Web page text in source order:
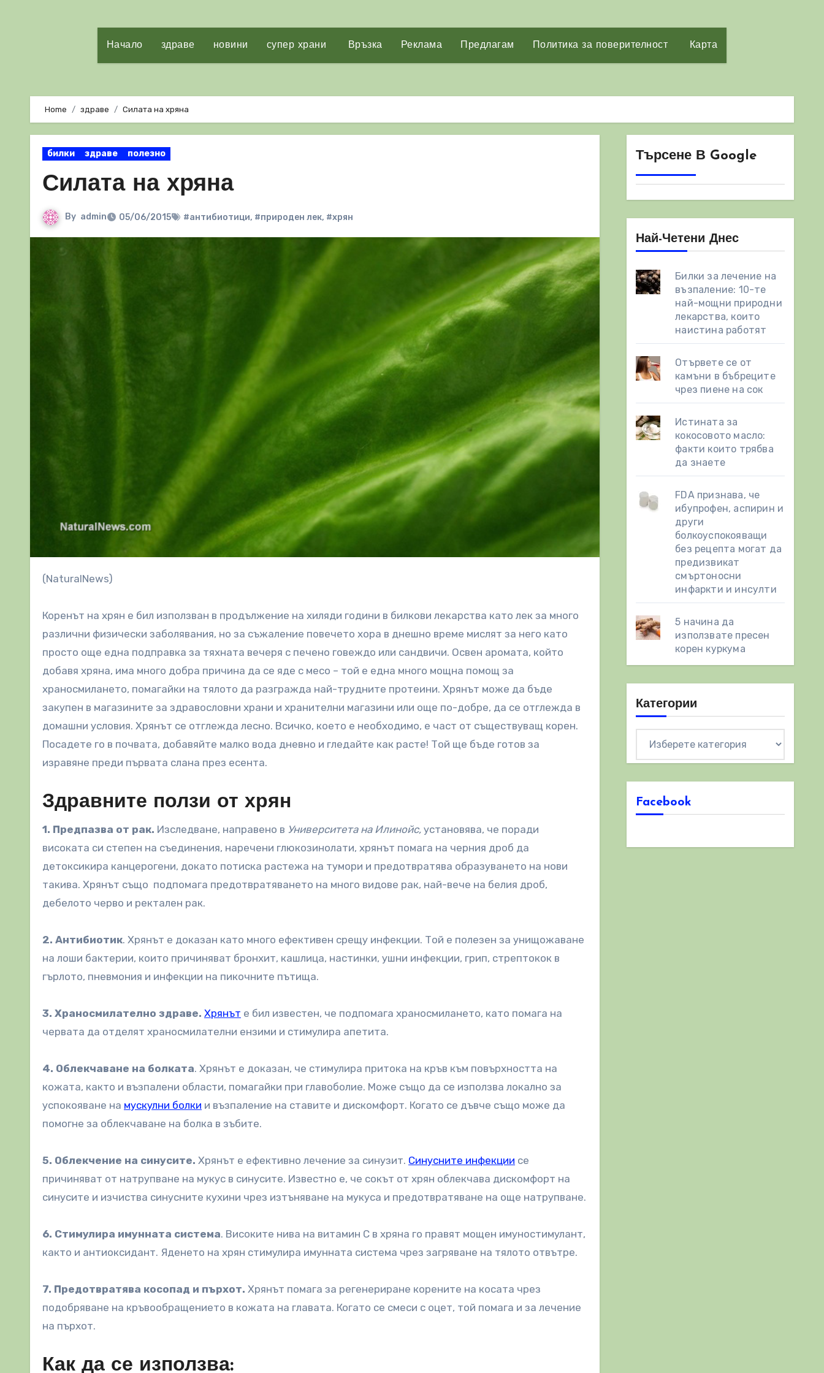
Начало здраве новини супер храни Връзка Реклама Предлагам Политика за поверителност Карта
Home здраве Силата на хряна
билки здраве полезно
Силата на хряна
By admin 05/06/2015 #антибиотици, #природен лек, #хрян
(NaturalNews)
Коренът на хрян е бил използван в продължение на хиляди години в билкови лекарства като лек за много
различни физически заболявания, но за съжаление повечето хора в днешно време мислят за него като
просто още една подправка за тяхната вечеря с печено говеждо или сандвичи. Освен аромата, който
добавя хряна, има много добра причина да се яде с месо – той е една много мощна помощ за
храносмилането, помагайки на тялото да разгражда най-трудните протеини. Хрянът може да бъде
закупен в магазините за здравословни храни и хранителни магазини или още по-добре, да се отглежда в
домашни условия. Хрянът се отглежда лесно. Всичко, което е необходимо, е част от съществуващ корен.
Посадете го в почвата, добавяйте малко вода дневно и гледайте как расте! Той ще бъде готов за
изравяне преди първата слана през есента.
Здравните ползи от хрян
1. Предпазва от рак. Изследване, направено в Университета на Илинойс, установява, че поради
високата си степен на съединения, наречени глюкозинолати, хрянът помага на черния дроб да
детоксикира канцерогени, докато потиска растежа на тумори и предотвратява образуването на нови
такива. Хрянът също подпомага предотвратяването на много видове рак, най-вече на белия дроб,
дебелото черво и ректален рак.
2. Антибиотик. Хрянът е доказан като много ефективен срещу инфекции. Той е полезен за унищожаване
на лоши бактерии, които причиняват бронхит, кашлица, настинки, ушни инфекции, грип, стрептокок в
гърлото, пневмония и инфекции на пикочните пътища.
3. Храносмилателно здраве. Хрянът е бил известен, че подпомага храносмилането, като помага на
червата да отделят храносмилателни ензими и стимулира апетита.
4. Облекчаване на болката. Хрянът е доказан, че стимулира притока на кръв към повърхността на
кожата, както и възпалени области, помагайки при главоболие. Може също да се използва локално за
успокояване на мускулни болки и възпаление на ставите и дискомфорт. Когато се дъвче също може да
помогне за облекчаване на болка в зъбите.
5. Облекчение на синусите. Хрянът е ефективно лечение за синузит. Синусните инфекции се
причиняват от натрупване на мукус в синусите. Известно е, че сокът от хрян облекчава дискомфорт на
синусите и изчиства синусните кухини чрез изтъняване на мукуса и предотвратяване на още натрупване.
6. Стимулира имунната система. Високите нива на витамин С в хряна го правят мощен имуностимулант,
както и антиоксидант. Яденето на хрян стимулира имунната система чрез загряване на тялото отвътре.
7. Предотвратява косопад и пърхот. Хрянът помага за регенериране корените на косата чрез
подобряване на кръвообращението в кожата на главата. Когато се смеси с оцет, той помага и за лечение
на пърхот.
Как да се използва:
Търсене В Google
Най-Четени Днес
Билки за лечение на
възпаление: 10-те
най-мощни природни
лекарства, които
наистина работят
Отървете се от
камъни в бъбреците
чрез пиене на сок
Истината за
кокосовото масло:
факти които трябва
да знаете
FDA признава, че
ибупрофен, аспирин и
други
болкоуспокояващи
без рецепта могат да
предизвикат
смъртоносни
инфаркти и инсулти
5 начина да
използвате пресен
корен куркума
Категории
Facebook